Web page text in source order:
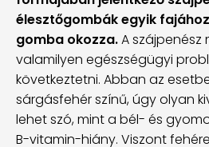
élesztőgombák egyik
gomba okozza.A szájpenész
valamilyen egészségügyi
következtetni. Abban az
sárgásfehér színű, úgy olyan
lehet szó, mint a bél- és
B-vitamin-hiány. Viszont